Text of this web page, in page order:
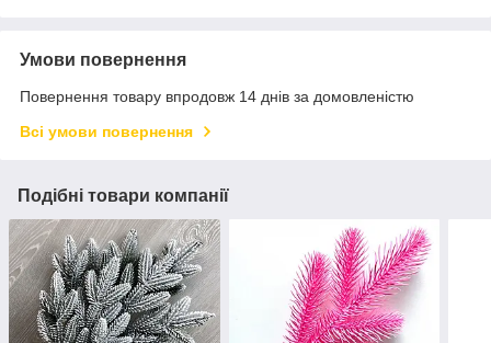
Умови повернення
Повернення товару впродовж 14 днів за домовленістю
Всі умови повернення
Подібні товари компанії